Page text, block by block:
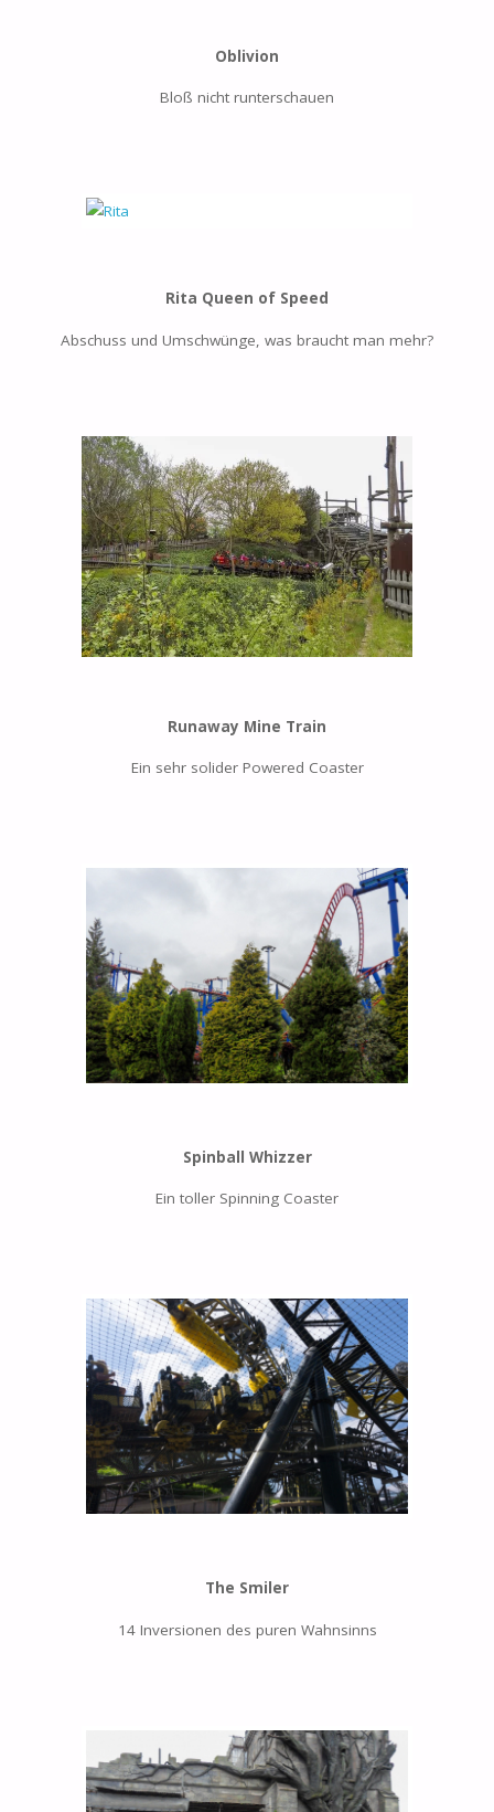
Oblivion
Bloß nicht runterschauen
Rita Queen of Speed
Abschuss und Umschwünge, was braucht man mehr?
Runaway Mine Train
Ein sehr solider Powered Coaster
Spinball Whizzer
Ein toller Spinning Coaster
The Smiler
14 Inversionen des puren Wahnsinns